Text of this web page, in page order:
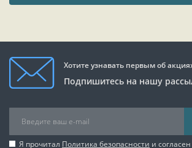
Хотите узнавать первым об
Подпишитесь на нашу
Я прочитал Политика безопасности и